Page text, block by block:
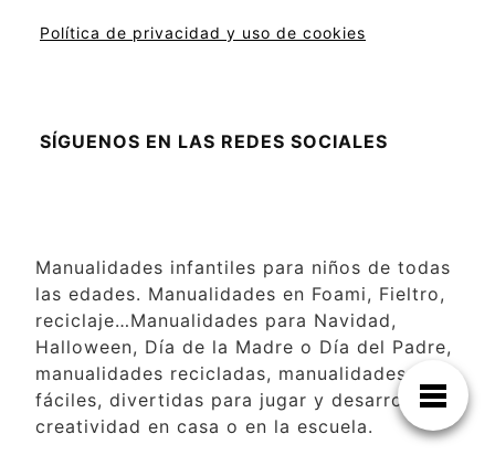
Política de privacidad y uso de cookies
SÍGUENOS EN LAS REDES SOCIALES
Manualidades infantiles para niños de todas
las edades. Manualidades en Foami, Fieltro,
reciclaje…Manualidades para Navidad,
Halloween, Día de la Madre o Día del Padre,
manualidades recicladas, manualidades
fáciles, divertidas para jugar y desarrollar la
creatividad en casa o en la escuela.